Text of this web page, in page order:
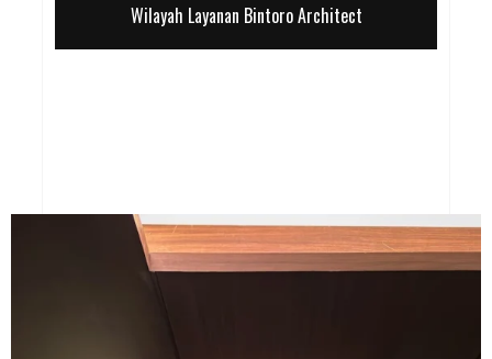
Wilayah Layanan Bintoro Architect